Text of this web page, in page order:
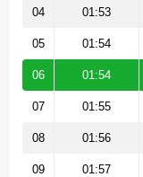
04 01:53
05 01:54
06 01:54
07 01:55
08 01:56
09 01:57